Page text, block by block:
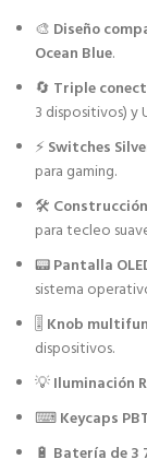
🎨 Diseño
Ocean Blue.
🔄 Triple
3 dispositivos) y
⚡ Switches
para gaming.
🛠
para tecleo
📟Pantalla
sistema
🎚 Knob
dispositivos.
💡Iluminación
⌨Keycaps
🔋 Batería de 3